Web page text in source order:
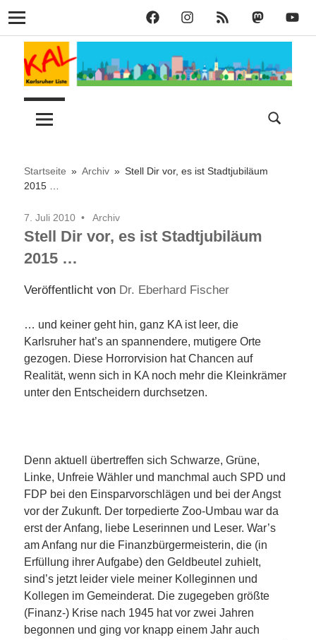
KAL
auf
Facebook
KAL
auf
Instagram
KAL
RSS
KAL
bei
KAL
auf
Navigation
Zum
Inhalt
springen
Karlsruher
–
KAL
Stadt
Startseite Archiv
Stell Dir vor, es ist Stadtjubiläum
2015 …
7. Juli 2010 Archiv
Stell Dir vor, es ist Stadtjubiläum
2015 …
Veröffentlicht von Dr. Eberhard Fischer
… und keiner geht hin, ganz KA ist leer, die
Karlsruher hat’s an spannendere, mutigere Orte
gezogen. Diese Horrorvision hat Chancen auf
Realität, wenn sich in KA noch mehr die Kleinkrämer
unter den Entscheidern durchsetzen.
Denn aktuell übertreffen sich Schwarze, Grüne,
Linke, Unfreie Wähler und manchmal auch SPD und
FDP bei den Einsparvorschlägen und bei der Angst
vor der Zukunft. Der torpedierte Zoo-Umbau war da
erst der Anfang, liebe Leserinnen und Leser. War’s
am Anfang nur die Finanzbürgermeisterin, die (in
Erfüllung ihrer Aufgabe) den Geldbeutel zuhielt,
sind’s jetzt leider viele meiner Kolleginnen und
Kollegen im Gemeinderat. Die zugegeben größte
(Finanz-) Krise nach 1945 hat vor zwei Jahren
begonnen und ging vor knapp einem Jahr auch